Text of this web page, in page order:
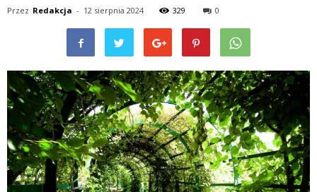
Przez Redakcja - 12 sierpnia 2024 329 0